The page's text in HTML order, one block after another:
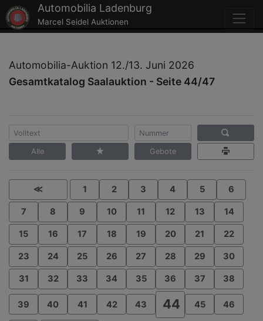
Automobilia Ladenburg
Marcel Seidel Auktionen
Automobilia-Auktion 12./13. Juni 2026
Gesamtkatalog Saalauktion - Seite 44/47
Alle Gebote
≪ 1 2 3 4 5 6
7 8 9 10 11 12 13 14
15 16 17 18 19 20 21 22
23 24 25 26 27 28 29 30
31 32 33 34 35 36 37 38
39 40 41 42 43 44 45 46